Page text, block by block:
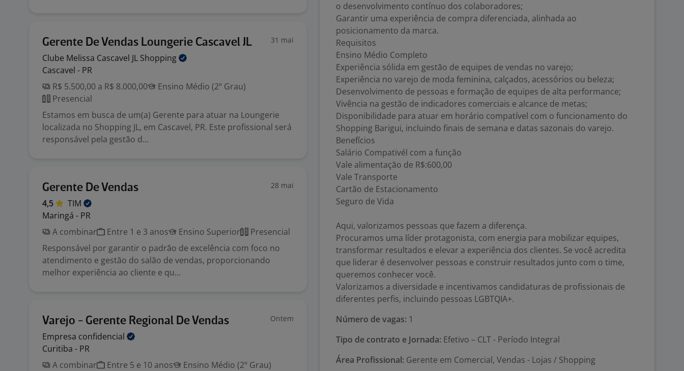
Gerente De Vendas Loungerie Cascavel JL 31 mai
Clube Melissa Cascavel JL Shopping
Cascavel - PR
R$ 5.500,00 a R$ 8.000,00
Ensino Médio (2º Grau)
Presencial
Estamos em busca de um(a) Gerente para atuar na Loungerie
localizada no Shopping JL, em Cascavel, PR. Este profissional será
responsável pela gestão d...
Gerente De Vendas 28 mai
4,5
TIM
Maringá - PR
A combinar
Entre 1 e 3 anos Ensino Superior
Presencial
Responsável por garantir o padrão de excelência com foco no
atendimento e gestão do salão de vendas, proporcionando
melhor experiência ao cliente e qu...
Varejo - Gerente Regional De Vendas Ontem
Empresa confidencial
Curitiba - PR
A combinar
Entre 5 e 10 anos
Ensino Médio (2º Grau)
o desenvolvimento contínuo dos colaboradores;
Garantir uma experiência de compra diferenciada, alinhada ao
posicionamento da marca.
Requisitos
Ensino Médio Completo
Experiência sólida em gestão de equipes de vendas no varejo;
Experiência no varejo de moda feminina, calçados, acessórios ou beleza;
Desenvolvimento de pessoas e formação de equipes de alta performance;
Vivência na gestão de indicadores comerciais e alcance de metas;
Disponibilidade para atuar em horário compatível com o funcionamento do
Shopping Barigui, incluindo finais de semana e datas sazonais do varejo.
Benefícios
Salário Compativél com a função
Vale alimentação de R$:600,00
Vale Transporte
Cartão de Estacionamento
Seguro de Vida
Aqui, valorizamos pessoas que fazem a diferença.
Procuramos uma líder protagonista, com energia para mobilizar equipes,
transformar resultados e elevar a experiência dos clientes. Se você acredita
que liderar é desenvolver pessoas e construir resultados junto com o time,
queremos conhecer você.
Valorizamos a diversidade e incentivamos candidaturas de profissionais de
diferentes perfis, incluindo pessoas LGBTQIA+.
Número de vagas: 1
Tipo de contrato e Jornada: Efetivo – CLT - Período Integral
Área Profissional: Gerente em Comercial, Vendas - Lojas / Shopping